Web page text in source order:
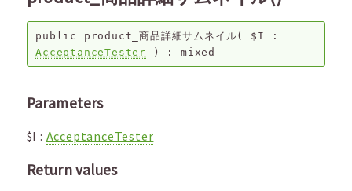
public product_商品詳細サムネイル( $I
:
AcceptanceTester
) :mixed
Parameters
$I : AcceptanceTester
Return values